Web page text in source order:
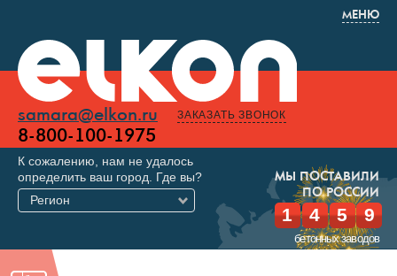
МЕНЮ
samara@elkon.ru
8-800-100-1975
ЗАКАЗАТЬ ЗВОНОК
МЫ ПОСТАВИЛИ
ПО РОССИИ
1 4 5 9
бетонных заводов
К сожалению, нам не удалось
определить ваш город. Где вы?
Регион